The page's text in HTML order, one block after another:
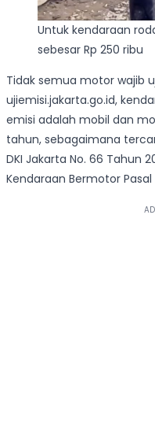
Untuk kendaraan
sebesar Rp 250 ribu
Tidak semua motor wajib
ujiemisi.jakarta.go.id,
emisi adalah mobil dan
tahun, sebagaimana
DKI Jakarta No. 66 Tahun
Kendaraan Bermotor Pasal